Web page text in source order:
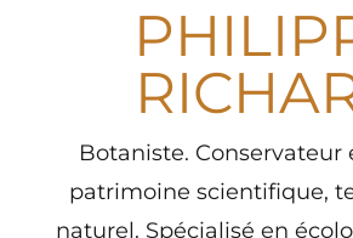
Botaniste. Conservateur
patrimoine scientifique,
naturel. Spécialisé en